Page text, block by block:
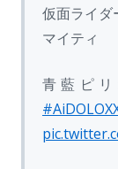
仮面ライダ
マイティ
青藍ピ